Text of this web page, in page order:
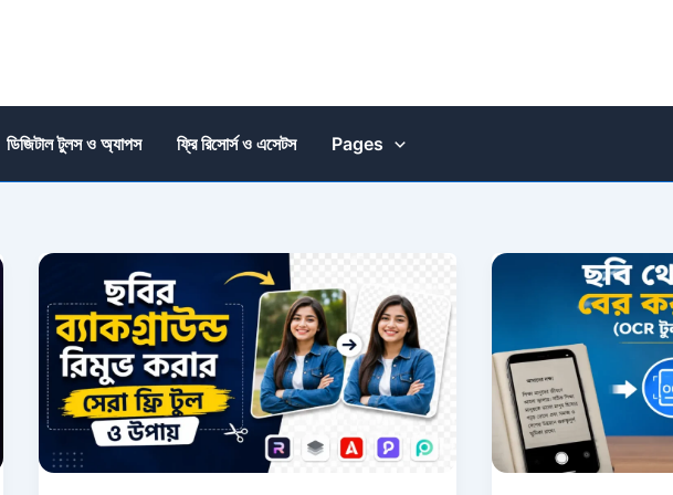
ডিজিটাল টুলস ও অ্যাপস ফ্রি রিসোর্স ও এসেটস Pages